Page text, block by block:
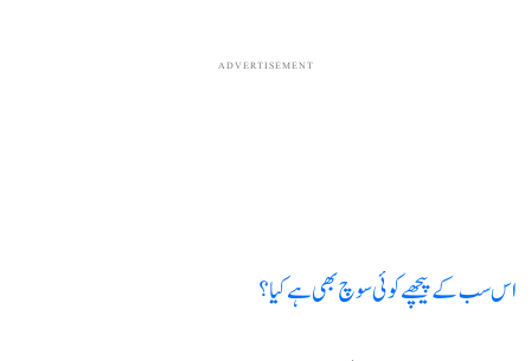
ADVERTISEMENT
اس سب کے پیچھے کوئی سوچ بھی ہے کیا؟